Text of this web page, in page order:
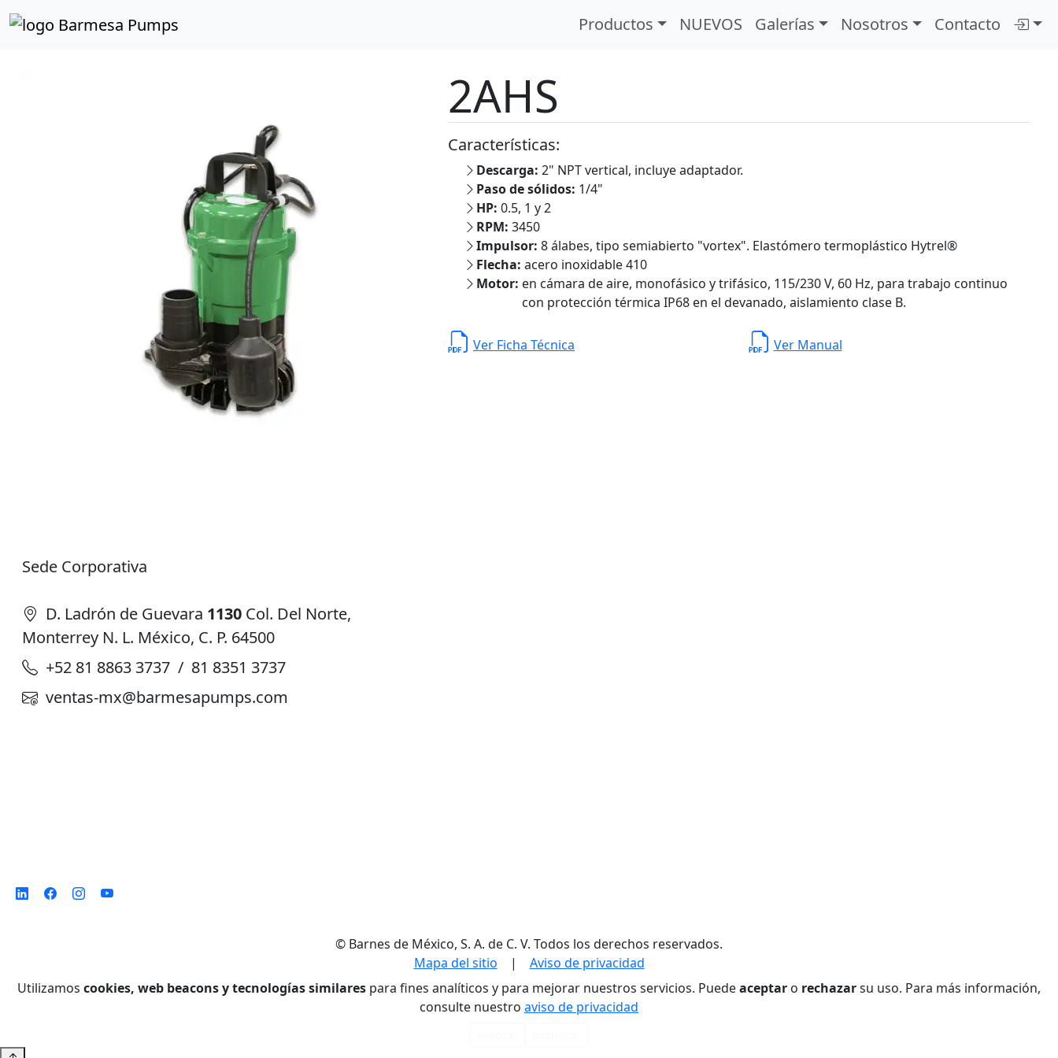
Productos NUEVOS Galerías Nosotros Contacto
Inicio Catálogo de Productos
2AHS
Características:
Descarga: 2" NPT vertical, incluye adaptador.
Paso de sólidos: 1/4"
HP: 0.5, 1 y 2
RPM: 3450
Impulsor: 8 álabes, tipo semiabierto "vortex". Elastómero termoplástico Hytrel®
Flecha: acero inoxidable 410
Motor: en cámara de aire, monofásico y trifásico, 115/230 V, 60 Hz, para trabajo continuo
con protección térmica IP68 en el devanado, aislamiento clase B.
Ver Ficha Técnica Ver Manual
Sede Corporativa
D. Ladrón de Guevara 1130 Col. Del Norte,
Monterrey N. L. México, C. P. 64500
+52 81 8863 3737 / 81 8351 3737
ventas-mx@barmesapumps.com
© Barnes de México, S. A. de C. V. Todos los derechos reservados.
Mapa del sitio | Aviso de privacidad
Utilizamos cookies, web beacons y tecnologías similares para fines analíticos y para mejorar nuestros servicios. Puedeaceptar o rechazarsu uso. Para más información,
consulte nuestro aviso de privacidad